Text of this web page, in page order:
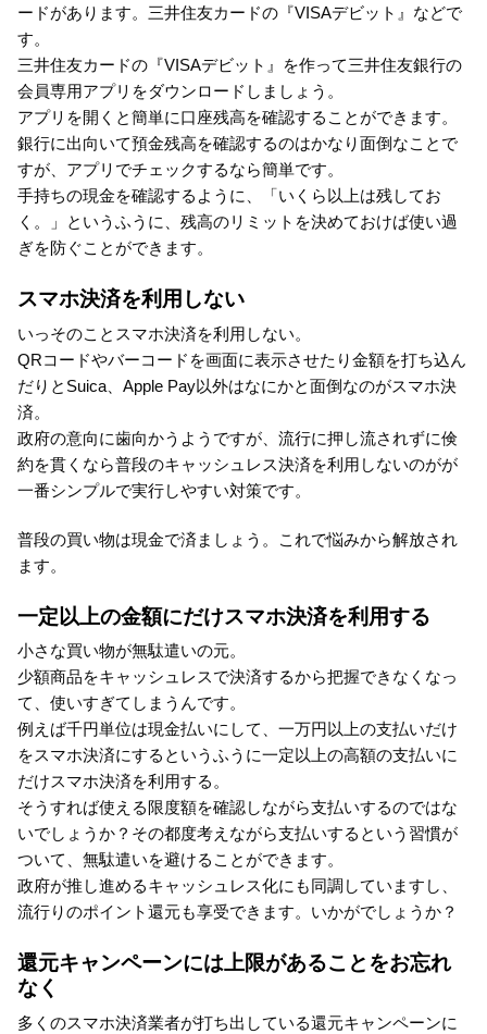
ードがあります。三井住友カードの『VISAデビット』などで
す。
三井住友カードの『VISAデビット』を作って三井住友銀行の
会員専用アプリをダウンロードしましょう。
アプリを開くと簡単に口座残高を確認することができます。
銀行に出向いて預金残高を確認するのはかなり面倒なことで
すが、アプリでチェックするなら簡単です。
手持ちの現金を確認するように、「いくら以上は残してお
く。」というふうに、残高のリミットを決めておけば使い過
ぎを防ぐことができます。
スマホ決済を利用しない
いっそのことスマホ決済を利用しない。
QRコードやバーコードを画面に表示させたり金額を打ち込ん
だりとSuica、Apple Pay以外はなにかと面倒なのがスマホ決
済。
政府の意向に歯向かうようですが、流行に押し流されずに倹
約を貫くなら普段のキャッシュレス決済を利用しないのがが
一番シンプルで実行しやすい対策です。
普段の買い物は現金で済ましょう。これで悩みから解放され
ます。
一定以上の金額にだけスマホ決済を利用する
小さな買い物が無駄遣いの元。
少額商品をキャッシュレスで決済するから把握できなくなっ
て、使いすぎてしまうんです。
例えば千円単位は現金払いにして、一万円以上の支払いだけ
をスマホ決済にするというふうに一定以上の高額の支払いに
だけスマホ決済を利用する。
そうすれば使える限度額を確認しながら支払いするのではな
いでしょうか？その都度考えながら支払いするという習慣が
ついて、無駄遣いを避けることができます。
政府が推し進めるキャッシュレス化にも同調していますし、
流行りのポイント還元も享受できます。いかがでしょうか？
還元キャンペーンには上限があることをお忘れ
なく
多くのスマホ決済業者が打ち出している還元キャンペーンに